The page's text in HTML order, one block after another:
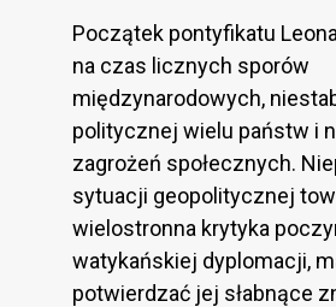
Początek pontyfikatu
na czas licznych sporów
międzynarodowych,
politycznej wielu państw i
zagrożeń społecznych.
sytuacji geopolitycznej
wielostronna krytyka
watykańskiej dyplomacji,
potwierdzać jej słabnące